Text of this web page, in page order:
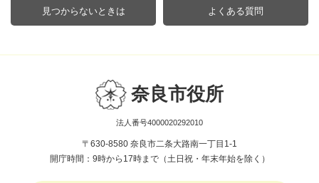
見つからないときは よくある質問
奈良市役所
法人番号4000020292010
〒630-8580 奈良市二条大路南一丁目1-1
開庁時間：9時から17時まで（土日祝・年末年始を除く）